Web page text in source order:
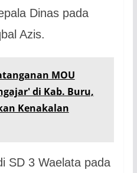
Dinas pada
Azis.
MOU
di Kab. Buru,
Kenakalan
SD 3 Waelata pada